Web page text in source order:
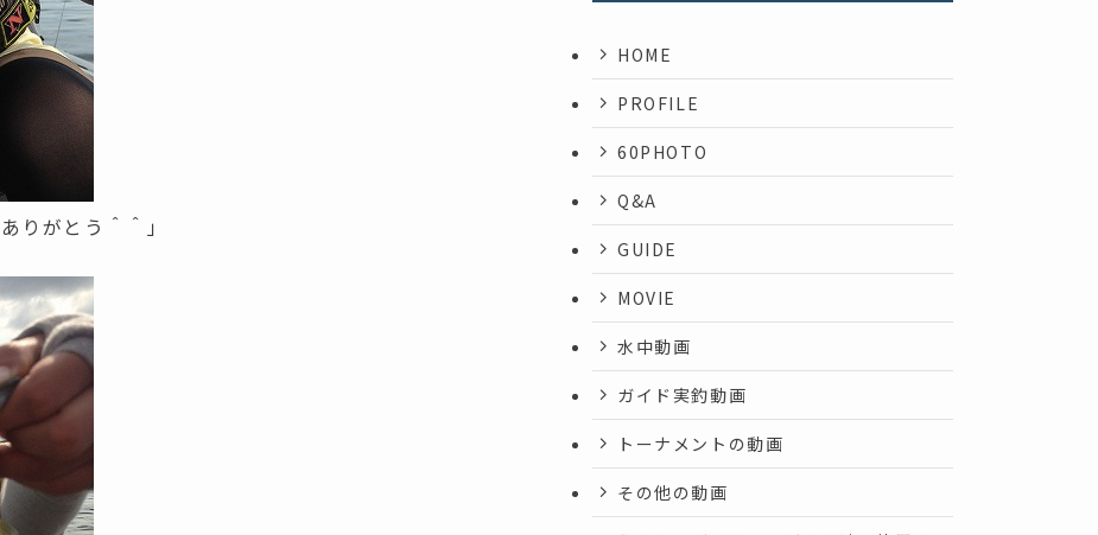
りがとう＾＾」
HOME
PROFILE
60PHOTO
Q&A
GUIDE
MOVIE
水中動画
ガイド実釣動画
トーナメントの動画
その他の動画